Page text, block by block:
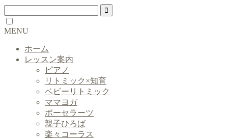
MENU
ホーム
レッスン案内
ピアノ
リトミック×知育
ベビーリトミック
ママヨガ
ポーセラーツ
親子ひろば
楽々コーラス